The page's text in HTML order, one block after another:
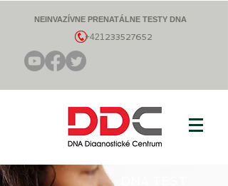
NEINVAZÍVNE PRENATÁLNE TESTY DNA
+421233527652